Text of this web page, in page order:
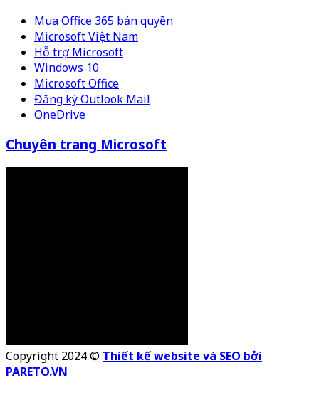
Mua Office 365 bản quyền
Microsoft Việt Nam
Hỗ trợ Microsoft
Windows 10
Microsoft Office
Đăng ký Outlook Mail
OneDrive
Chuyên trang Microsoft
Copyright 2024 © Thiết kế website và SEO bởi
PARETO.VN